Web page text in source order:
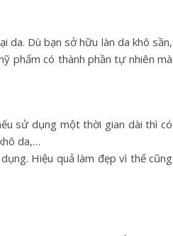
da. Dù bạn sở hữu làn da khô sần,
phẩm có thành phần tự nhiên mà
sử dụng một thời gian dài thì có
da,…
Hiệu quả làm đẹp vì thế cũng